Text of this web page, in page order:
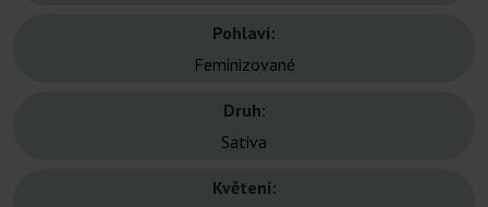
Pohlaví:
Feminizované
Druh:
Sativa
Květení: